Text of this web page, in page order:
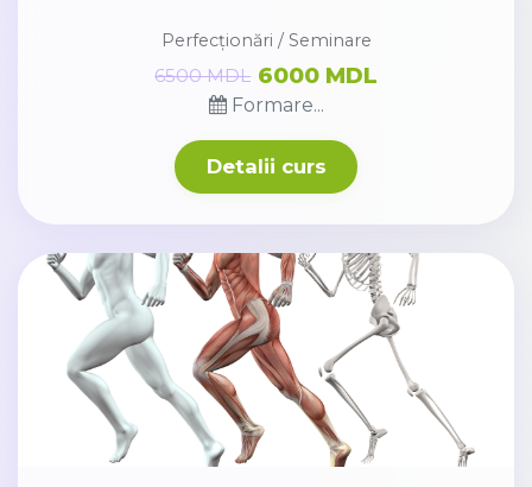
Perfecționări / Seminare
Formare...
6500 MDL 6000 MDL
Detalii curs